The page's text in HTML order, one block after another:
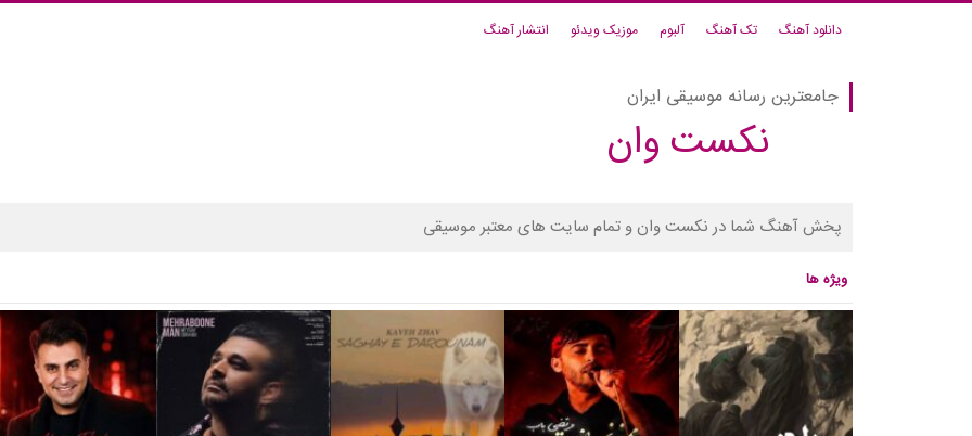
دانلود آهنگ تک آهنگ آلبوم موزیک ویدئو انتشار آهنگ
جامعترین رسانه موسیقی ایران
نکست وان
پخش آهنگ شما در نکست وان و تمام سایت های معتبر موسیقی
ویژه ها